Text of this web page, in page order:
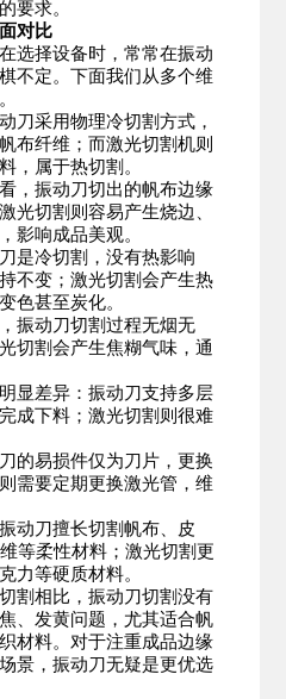
要求。
对比
择设备时，常常在振动
不定。下面我们从多个维
采用物理冷切割方式，
布纤维；而激光切割机则
，属于热切割。
振动刀切出的帆布边缘
光切割则容易产生烧边、
影响成品美观。
冷切割，没有热影响
不变；激光切割会产生热
色甚至炭化。
动刀切割过程无烟无
切割会产生焦糊气味，通
差异：振动刀支持多层
成下料；激光切割则很难
易损件仅为刀片，更换
需要定期更换激光管，维
刀擅长切割帆布、皮
等柔性材料；激光切割更
力等硬质材料。
相比，振动刀切割没有
、发黄问题，尤其适合帆
材料。对于注重成品边缘
景，振动刀无疑是更优选